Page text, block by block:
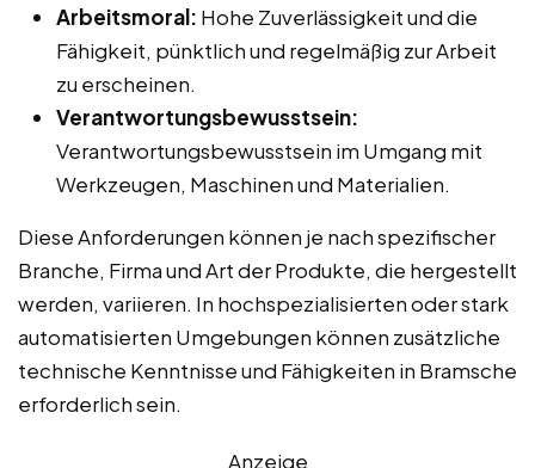
Arbeitsmoral: Hohe Zuverlässigkeit und die
Fähigkeit, pünktlich und regelmäßig zur Arbeit
zu erscheinen.
Verantwortungsbewusstsein:
Verantwortungsbewusstsein im Umgang mit
Werkzeugen, Maschinen und Materialien.
Diese Anforderungen können je nach spezifischer
Branche, Firma und Art der Produkte, die hergestellt
werden, variieren. In hochspezialisierten oder stark
automatisierten Umgebungen können zusätzliche
technische Kenntnisse und Fähigkeiten in Bramsche
erforderlich sein.
Anzeige